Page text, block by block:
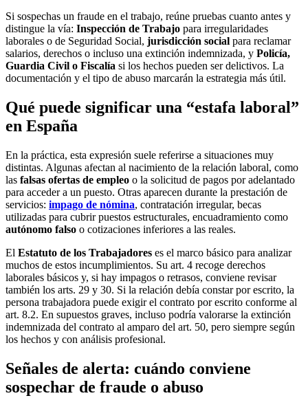
Si sospechas un fraude en el trabajo, reúne pruebas cuanto antes y
distingue la vía: Inspección de Trabajo para irregularidades
laborales o de Seguridad Social, jurisdicción social para reclamar
salarios, derechos o incluso una extinción indemnizada, y Policía,
Guardia Civil o Fiscalía si los hechos pueden ser delictivos. La
documentación y el tipo de abuso marcarán la estrategia más útil.
Qué puede significar una “estafa laboral”
en España
En la práctica, esta expresión suele referirse a situaciones muy
distintas. Algunas afectan al nacimiento de la relación laboral, como
las falsas ofertas de empleo o la solicitud de pagos por adelantado
para acceder a un puesto. Otras aparecen durante la prestación de
servicios: impago de nómina, contratación irregular, becas
utilizadas para cubrir puestos estructurales, encuadramiento como
autónomo falso o cotizaciones inferiores a las reales.
El Estatuto de los Trabajadores es el marco básico para analizar
muchos de estos incumplimientos. Su art. 4 recoge derechos
laborales básicos y, si hay impagos o retrasos, conviene revisar
también los arts. 29 y 30. Si la relación debía constar por escrito, la
persona trabajadora puede exigir el contrato por escrito conforme al
art. 8.2. En supuestos graves, incluso podría valorarse la extinción
indemnizada del contrato al amparo del art. 50, pero siempre según
los hechos y con análisis profesional.
Señales de alerta: cuándo conviene
sospechar de fraude o abuso